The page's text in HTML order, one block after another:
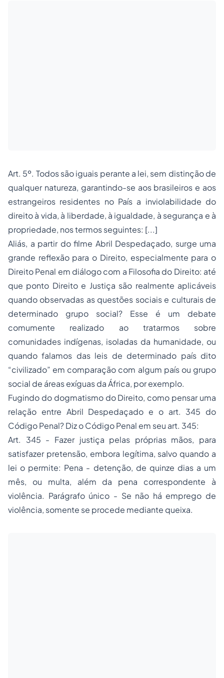
Art. 5º. Todos são iguais perante a lei, sem distinção de
qualquer natureza, garantindo-se aos brasileiros e aos
estrangeiros residentes no País a inviolabilidade do
direito à vida, à liberdade, à igualdade, à segurança e à
propriedade, nos termos seguintes: [...]
Aliás, a partir do filme Abril Despedaçado, surge uma
grande reflexão para o Direito, especialmente para o
Direito Penal em diálogo com a Filosofia do Direito: até
que ponto Direito e Justiça são realmente aplicáveis
quando observadas as questões sociais e culturais de
determinado grupo social? Esse é um debate
comumente realizado ao tratarmos sobre
comunidades indígenas, isoladas da humanidade, ou
quando falamos das leis de determinado país dito
“civilizado” em comparação com algum país ou grupo
social de áreas exíguas da África, por exemplo.
Fugindo do dogmatismo do Direito, como pensar uma
relação entre Abril Despedaçado e o art. 345 do
Código Penal? Diz o Código Penal em seu art. 345:
Art. 345 - Fazer justiça pelas próprias mãos, para
satisfazer pretensão, embora legítima, salvo quando a
lei o permite: Pena - detenção, de quinze dias a um
mês, ou multa, além da pena correspondente à
violência. Parágrafo único - Se não há emprego de
violência, somente se procede mediante queixa.